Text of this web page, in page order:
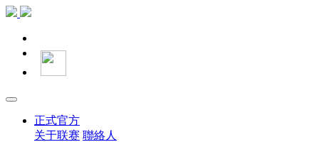
正式官方
关于联赛 聯絡人